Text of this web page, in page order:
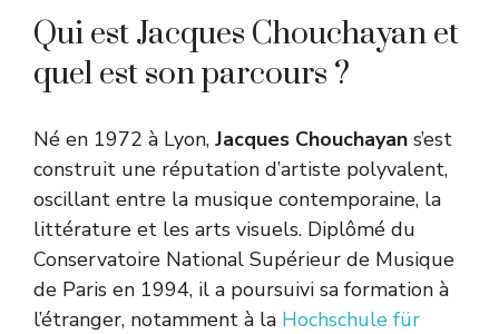
Qui est Jacques Chouchayan et
quel est son parcours ?
Né en 1972 à Lyon, Jacques Chouchayan s’est
construit une réputation d’artiste polyvalent,
oscillant entre la musique contemporaine, la
littérature et les arts visuels. Diplômé du
Conservatoire National Supérieur de Musique
de Paris en 1994, il a poursuivi sa formation à
l’étranger, notamment à la Hochschule für